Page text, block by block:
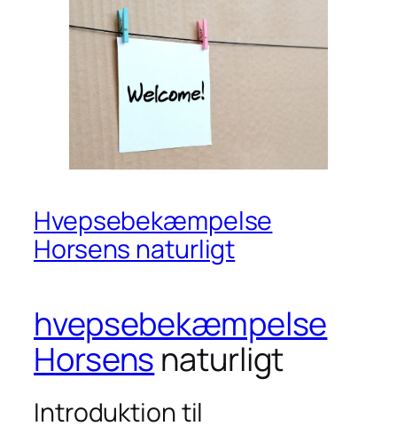
Hvepsebekæmpelse
Horsens naturligt
hvepsebekæmpelse
Horsens naturligt
Introduktion til